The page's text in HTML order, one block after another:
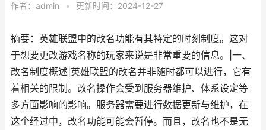
作者： admin • 更新时间：2024-12-27
摘要：英雄联盟中的改名功能有其特定的时刻制度。这对
于想要更改游戏名称的玩家来说是非常重要的信息。|一、
改名制度概述|英雄联盟的改名并非随时都可以进行，它有
着相关的限制。改名操作会受到服务器维护、体系设定等
多方面影响的影响。服务器需要进行数据更新与维护，在
这个经过中，改名功能可能会暂停。而且，改名也不是无